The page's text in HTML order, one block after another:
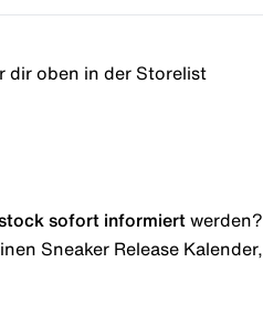
dir oben in der Storelist
sofort informiert werden?
Sneaker Release Kalender,